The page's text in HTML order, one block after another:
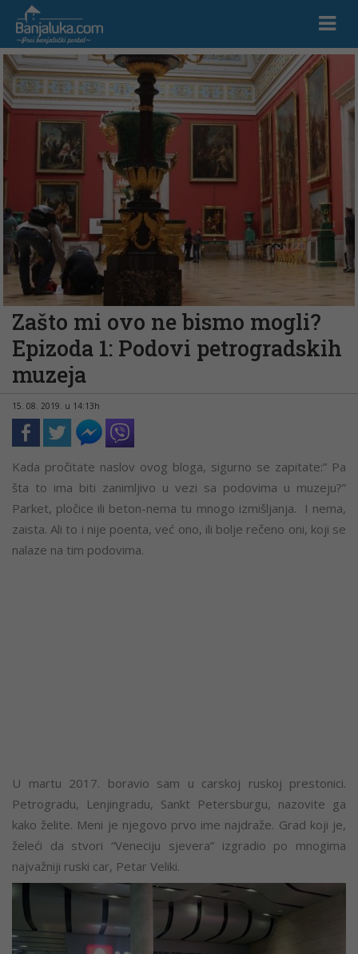
Zašto mi ovo ne bismo mogli?
Epizoda 1: Podovi petrogradskih
muzeja
15. 08. 2019. u 14:13h
Kada pročitate naslov ovog bloga, sigurno se zapitate:” Pa
šta to ima biti zanimljivo u vezi sa podovima u muzeju?”
Parket, pločice ili beton-nema tu mnogo izmišljanja. I nema,
zaista. Ali to i nije poenta, već ono, ili bolje rečeno oni, koji se
nalaze na tim podovima.
U martu 2017. boravio sam u carskoj ruskoj prestonici.
Petrogradu, Lenjingradu, Sankt Petersburgu, nazovite ga
kako želite. Meni je njegovo prvo ime najdraže. Grad koji je,
želeći da stvori “Veneciju sjevera” izgradio po mnogima
najvažniji ruski car, Petar Veliki.